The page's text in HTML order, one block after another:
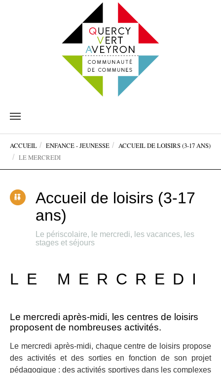
êtes
ici:
ACCUEIL ENFANCE - JEUNESSE
ACCUEIL DE LOISIRS (3-17 ANS)
LE MERCREDI
Accueil de loisirs (3-17
ans)
Le périscolaire, le mercredi, les vacances, les
stages et séjours
LE MERCREDI
Le mercredi après-midi, les centres de loisirs
proposent de nombreuses activités.
Le mercredi après-midi, chaque centre de loisirs propose
des activités et des sorties en fonction de son projet
pédagogique : des activités sportives dans les complexes